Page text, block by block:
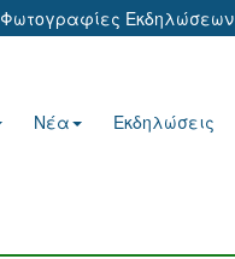
Φωτογραφίες Εκδηλώσεων
Νέα Εκδηλώσεις